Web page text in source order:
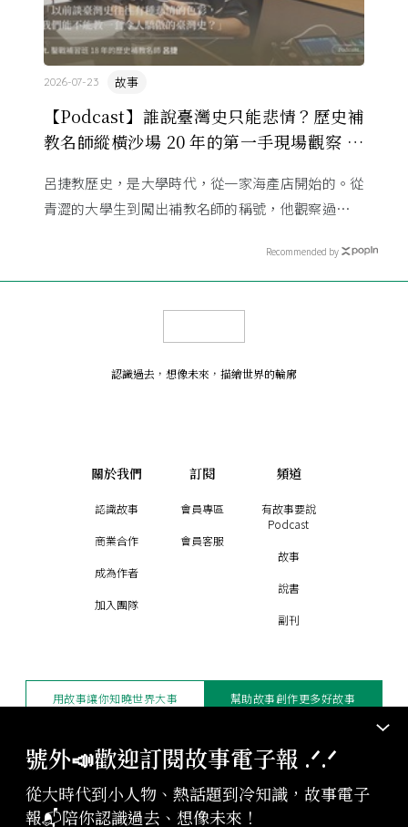
【Podcast】誰說臺灣史只能悲情？歷史補
教名師縱橫沙場 20 年的第一手現場觀察 ft.
故事
2026-07-23
呂捷教歷史，是大學時代，從一家海產店開始的。從
青澀的大學生到闖出補教名師的稱號，他觀察過幾十
Recommended by
號外📣歡迎訂閱故事電子報 .ᐟ‪‪.ᐟ
從大時代到小人物、熱話題到冷知識，故事電子
報📬陪你認識過去、想像未來！
認識過去，想像未來 ， 描繪世界的輪廓
關於我們
認識故事
商業合作
成為作者
加入團隊
訂閱
會員專區
會員客服
頻道
有故事要說
Podcast
故事
說書
副刊
版權聲明與轉載規範
授權與合作：contact@storystudio.tw
用故事讓你知曉世界大事 幫助故事創作更多好故事